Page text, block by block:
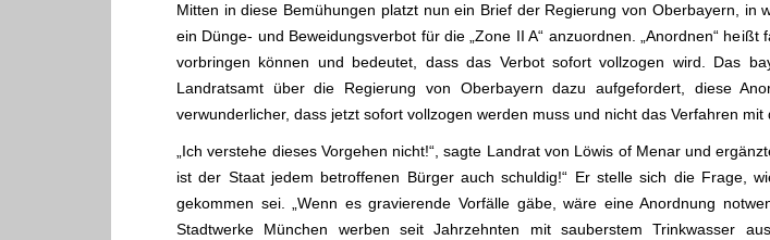
Mitten in diese Bemühungen platzt nun ein Brief der Regierung von Oberbayern, in
ein Dünge- und Beweidungsverbot für die „Zone II A“ anzuordnen. „Anordnen“
vorbringen können und bedeutet, dass das Verbot sofort vollzogen wird. Das
Landratsamt über die Regierung von Oberbayern dazu aufgefordert, diese
verwunderlicher, dass jetzt sofort vollzogen werden muss und nicht das Verfahren
„Ich verstehe dieses Vorgehen nicht!“, sagte Landrat von Löwis of Menar und
ist der Staat jedem betroffenen Bürger auch schuldig!“ Er stelle sich die Frage,
gekommen sei. „Wenn es gravierende Vorfälle gäbe, wäre eine Anordnung
Stadtwerke München werben seit Jahrzehnten mit sauberstem Trinkwasser